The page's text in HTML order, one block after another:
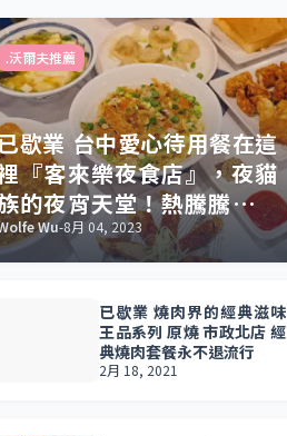
.沃爾夫推薦
歇業 台中愛心待用餐在這
『客來樂夜食店』，夜貓
的夜宵天堂！熱騰騰現點
做，豐富多元餐點滿足你
宵夜渴望與好友聚餐時光
Wu-8月 04, 2023
已歇業 燒肉界的經典滋味
王品系列 原燒 市政北店 經
典燒肉套餐永不退流行
2月 18, 2021